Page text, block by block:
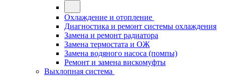
Охлаждение и отопление
Диагностика и ремонт системы охлаждения
Замена и ремонт радиатора
Замена термостата и ОЖ
Замена водяного насоса (помпы)
Ремонт и замена вискомуфты
Выхлопная система